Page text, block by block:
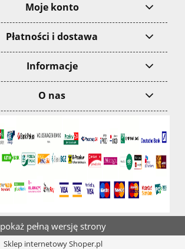
Moje konto
Płatności i dostawa
Informacje
O nas
pokaż pełną wersję strony
Sklep internetowy Shoper.pl